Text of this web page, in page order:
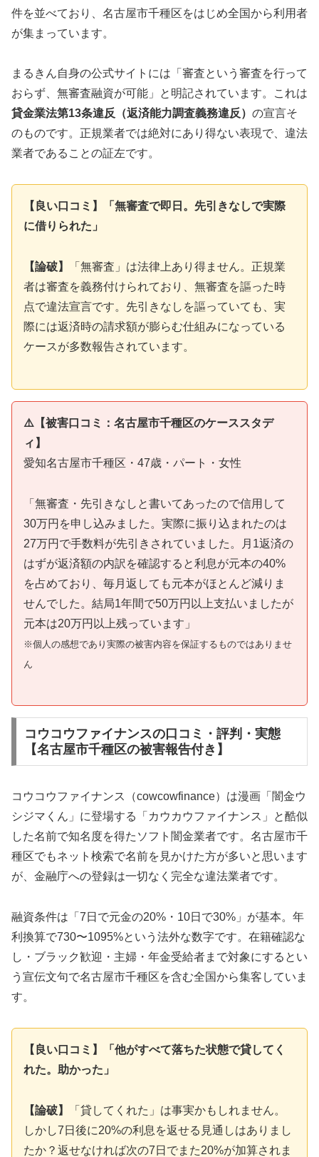
件を並べており、名古屋市千種区をはじめ全国から利用者
が集まっています。
まるきん自身の公式サイトには「審査という審査を行って
おらず、無審査融資が可能」と明記されています。これは
貸金業法第13条違反（返済能力調査義務違反） の宣言そ
のものです。正規業者では絶対にあり得ない表現で、違法
業者であることの証左です。
【良い口コミ】「無審査で即日。先引きなしで実際
に借りられた」
【論破】
「無審査」は法律上あり得ません。正規業
者は審査を義務付けられており、無審査を謳った時
点で違法宣言です。先引きなしを謳っていても、実
際には返済時の請求額が膨らむ仕組みになっている
ケースが多数報告されています。
⚠️【被害口コミ：名古屋市千種区のケーススタデ
ィ】
愛知名古屋市千種区・47歳・パート・女性
「無審査・先引きなしと書いてあったので信用して
30万円を申し込みました。実際に振り込まれたのは
27万円で手数料が先引きされていました。月1返済の
はずが返済額の内訳を確認すると利息が元本の40%
を占めており、毎月返しても元本がほとんど減りま
せんでした。結局1年間で50万円以上支払いましたが
元本は20万円以上残っています」
※個人の感想であり実際の被害内容を保証するものではありませ
ん
コウコウファイナンスの口コミ・評判・実態
【名古屋市千種区の被害報告付き】
コウコウファイナンス（cowcowfinance）は漫画「闇金ウ
シジマくん」に登場する「カウカウファイナンス」と酷似
した名前で知名度を得たソフト闇金業者です。名古屋市千
種区でもネット検索で名前を見かけた方が多いと思います
が、金融庁への登録は一切なく完全な違法業者です。
融資条件は「7日で元金の20%・10日で30%」が基本。年
利換算で730〜1095%という法外な数字です。在籍確認な
し・ブラック歓迎・主婦・年金受給者まで対象にするとい
う宣伝文句で名古屋市千種区を含む全国から集客していま
す。
【良い口コミ】「他がすべて落ちた状態で貸してく
れた。助かった」
【論破】
「貸してくれた」は事実かもしれません。
しかし7日後に20%の利息を返せる見通しはありまし
たか？返せなければ次の7日でまた20%が加算されま